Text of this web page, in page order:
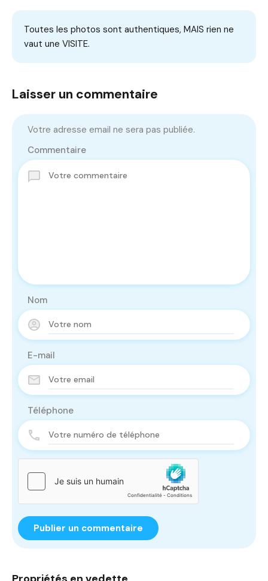
Toutes les photos sont authentiques, MAIS rien ne
vaut une VISITE.
Laisser un commentaire
Votre adresse email ne sera pas publiée.
Commentaire
Nom
E-mail
Téléphone